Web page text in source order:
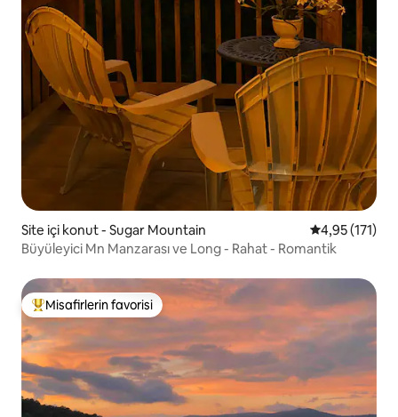
Site içi konut - Sugar Mountain 5 üzerinden
4,95 (171)
Büyüleyici Mn Manzarası ve Long - Rahat - Romantik
Misafirlerin favorilerinden en beğenilenler arasında
Misafirlerin favorisi